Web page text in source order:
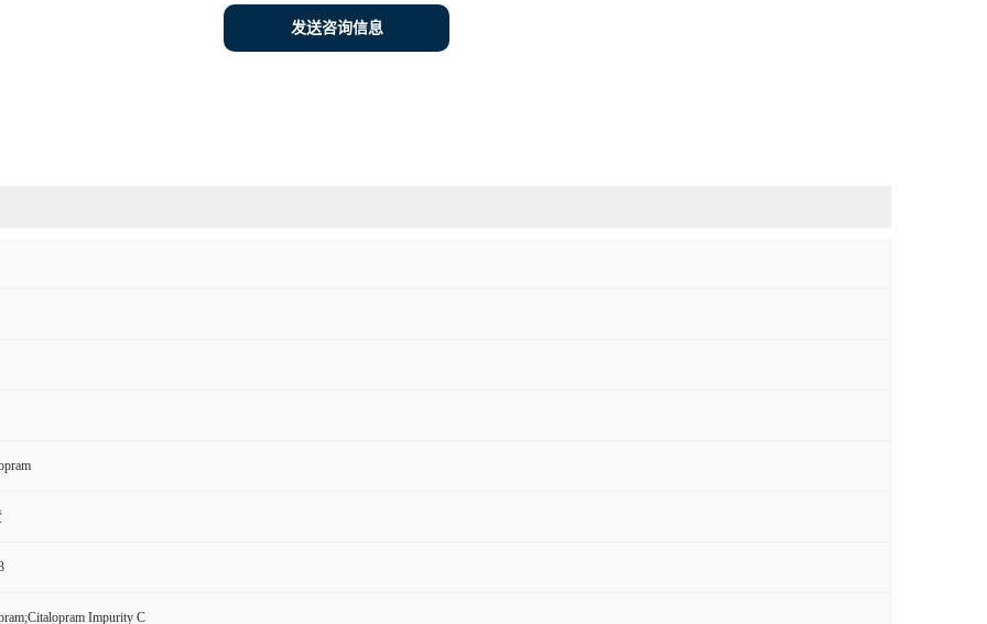
发送咨询信息
Impurity C